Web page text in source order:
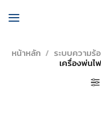
หน้าหลัก / ระบบความร้
เครื่องพ่นไ